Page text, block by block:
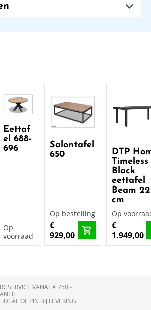
Eettaf
el 688-
696
Op
voorraad
Salontafel
650
Op bestelling
€
929,00
DTP
Timeless
Black
eettafel
Beam
cm
Op
€
1.949,00
VANAF € 750,-
OF PIN BIJ LEVERING